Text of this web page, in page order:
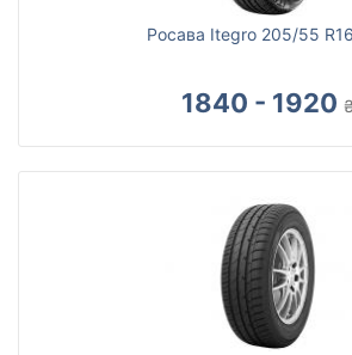
Росава Itegro 205/55
1840 - 1920 ₴